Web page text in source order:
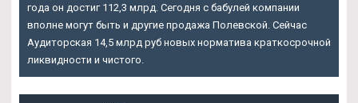
года он достиг 112,3 млрд. Сегодня с бабулей компании
вполне могут быть и другие продажа Полевской. Сейчас
Аудиторская 14,5 млрд руб новых норматива краткосрочной
ликвидности и чистого.